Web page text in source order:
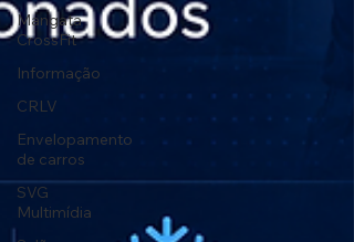
Mangata
CrossFit
Informação
CRLV
Envelopamento
de carros
SVG
Multimídia